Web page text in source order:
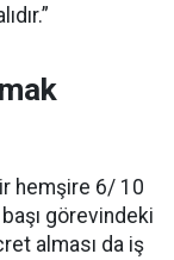
hemşire 6/ 10
görevindeki
alması da iş